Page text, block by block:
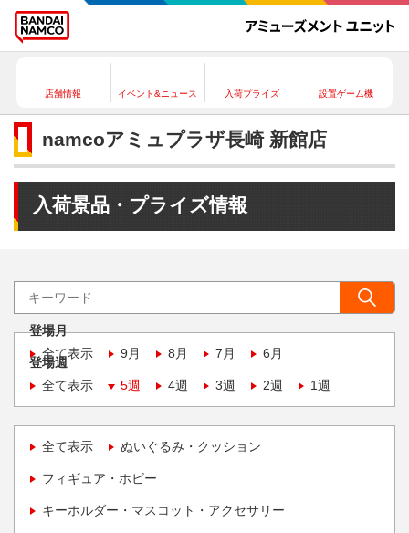
店舗情報 イベント&ニュース 入荷プライズ 設置ゲーム機
namcoアミュプラザ長崎 新館店
入荷景品・プライズ情報
登場月
全て表示
9月 8月 7月 6月
登場週
全て表示
5週 4週 3週 2週 1週
全て表示 ぬいぐるみ・クッション
フィギュア・ホビー
キーホルダー・マスコット・アクセサリー